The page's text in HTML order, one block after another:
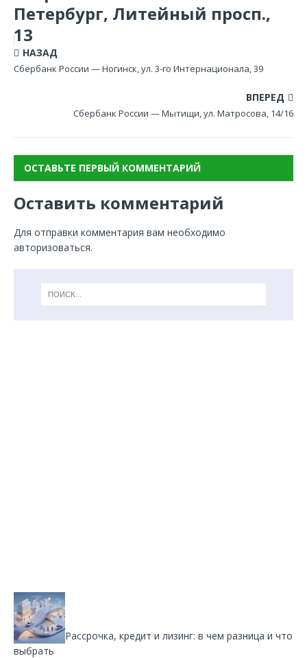
Петербург, Литейный просп.,
13
НАЗАД
Сбербанк России — Ногинск, ул. 3-го Интернационала, 39
ВПЕРЕД
Сбербанк России — Мытищи, ул. Матросова, 14/16
ОСТАВЬТЕ ПЕРВЫЙ КОММЕНТАРИЙ
Оставить комментарий
Для отправки комментария вам необходимо
авторизоваться.
Рассрочка, кредит и лизинг: в чем разница и что
выбрать